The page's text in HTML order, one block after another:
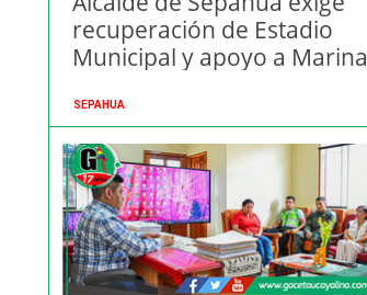
recuperación de Estadio
Municipal y apoyo a Marina
SEPAHUA